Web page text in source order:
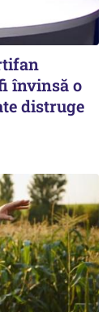
învinsă o
distruge